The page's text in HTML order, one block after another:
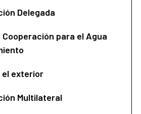
Delegada
Cooperación para el Agua
el exterior
Multilateral